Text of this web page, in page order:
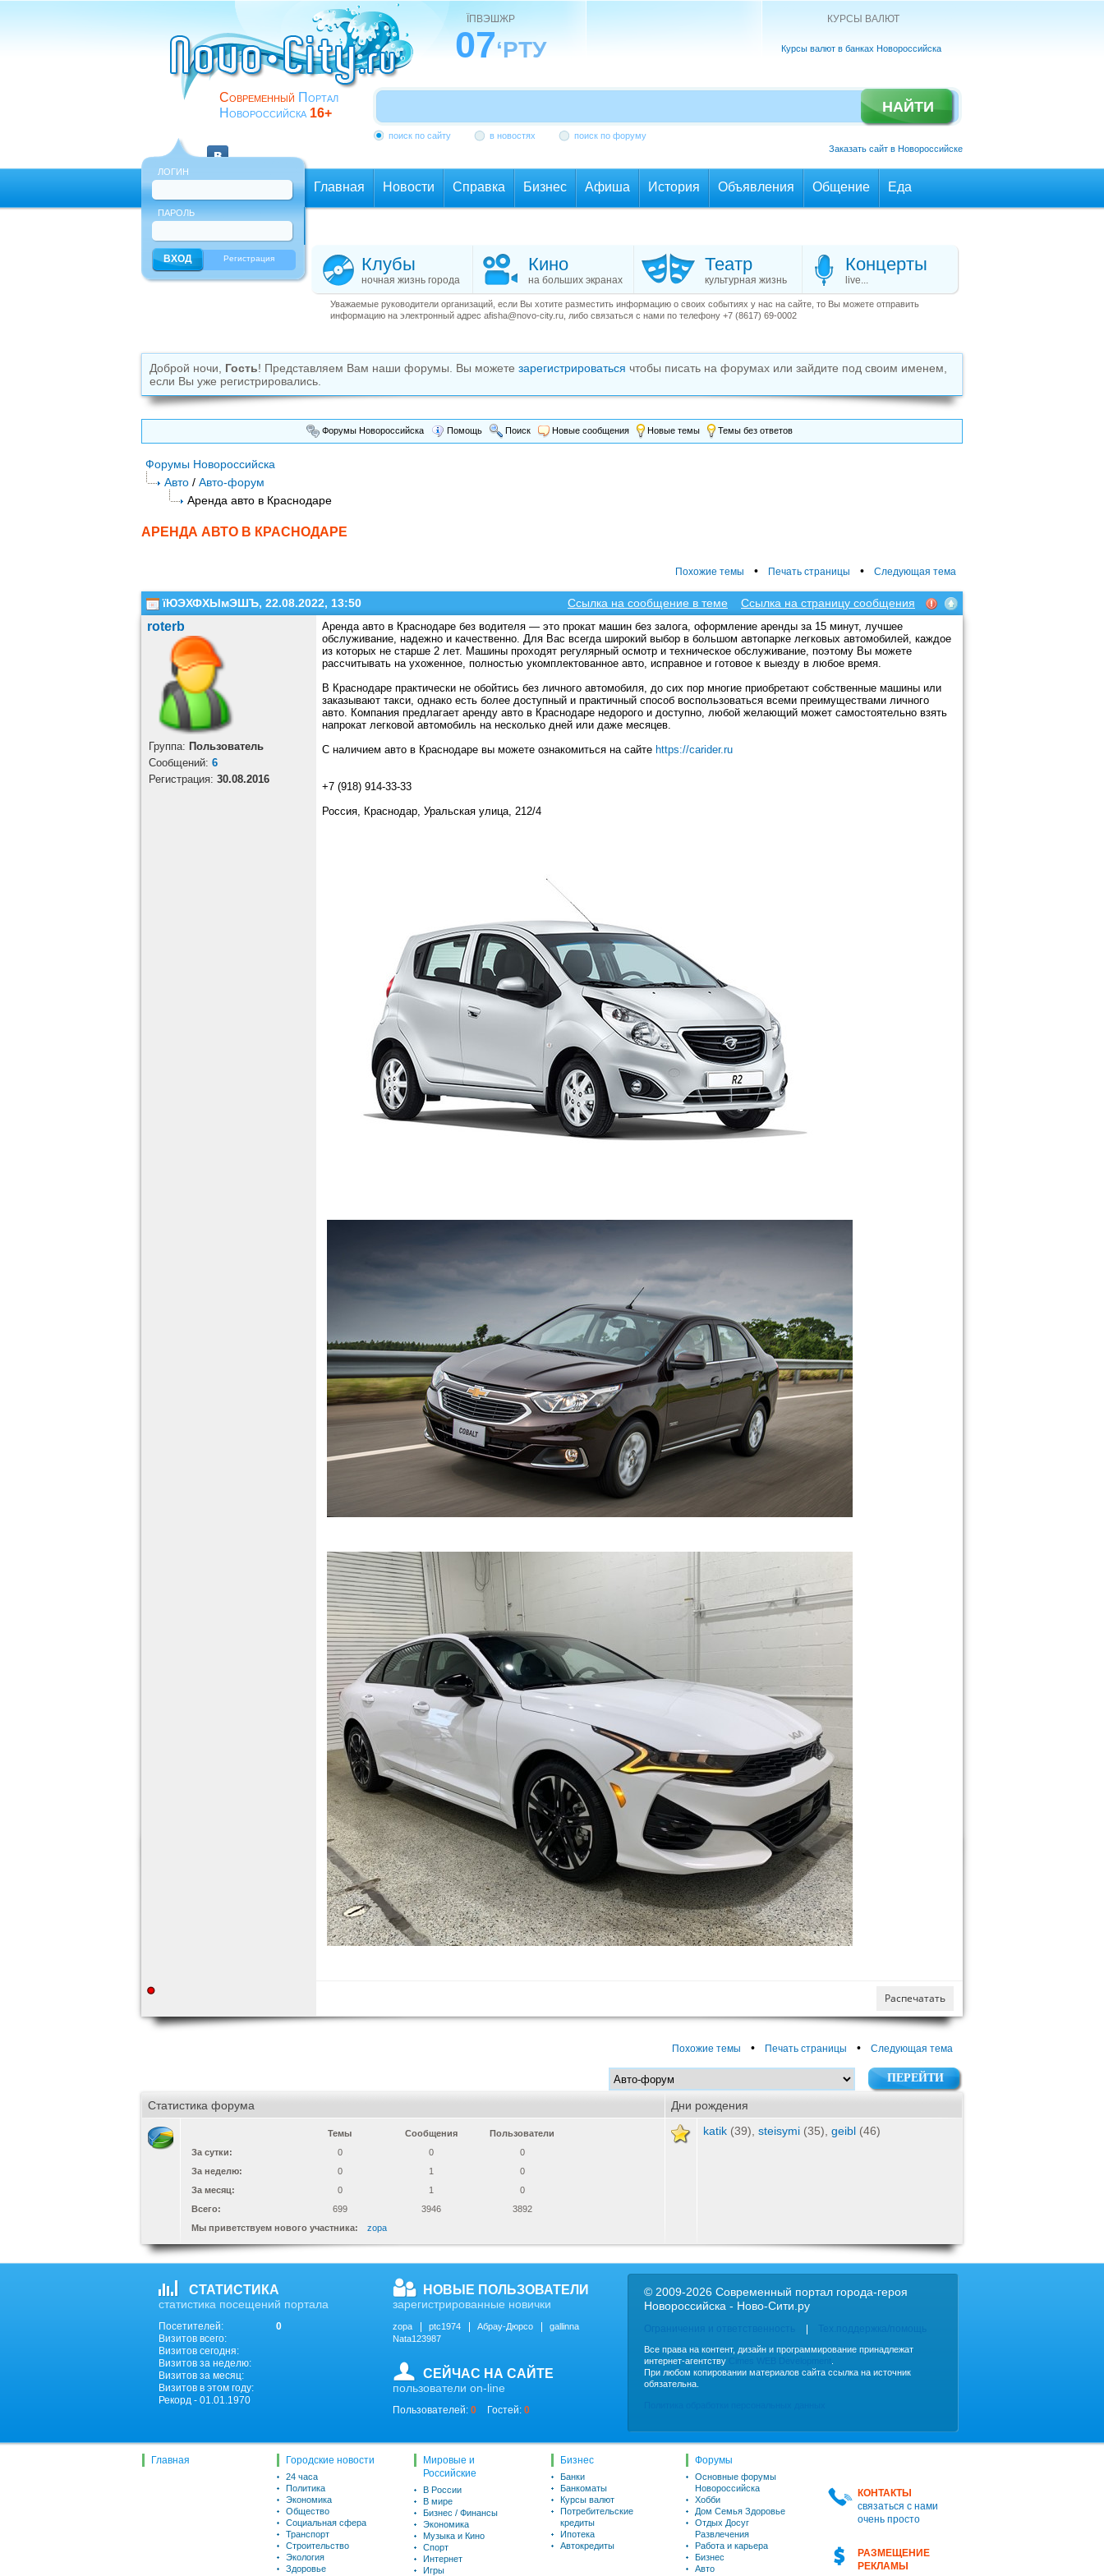
Современный Портал
Новороссийска 16+
ЇПВЭШЖР
07‘РТУ
КУРСЫ ВАЛЮТ
Курсы валют в банках Новороссийска
поиск по сайту в новостях
поиск по форуму
Заказать сайт в Новороссийске
ЛОГИН
ПАРОЛЬ
Регистрация
Главная Новости Справка Бизнес Афиша История Объявления Общение Еда
Клубы
ночная жизнь города
Кино
на больших экранах
Театр
культурная жизнь
Концерты
live...
Уважаемые руководители организаций, если Вы хотите разместить информацию о своих событиях у нас на сайте, то Вы можете отправить
информацию на электронный адрес afisha@novo-city.ru, либо связаться с нами по телефону +7 (8617) 69-0002
Доброй ночи, Гость! Представляем Вам наши форумы. Вы можете зарегистрироваться чтобы писать на форумах или зайдите под своим именем,
если Вы уже регистрировались.
Форумы Новороссийска Помощь Поиск Новые сообщения Новые темы Темы без ответов
Форумы Новороссийска
Авто / Авто-форум
Аренда авто в Краснодаре
АРЕНДА АВТО В КРАСНОДАРЕ
Похожие темы • Печать страницы • Следующая тема
Ссылка на сообщение в теме Ссылка на страницу сообщения
їЮЭХФХЫмЭШЪ, 22.08.2022, 13:50
roterb
Группа: Пользователь
Cообщений: 6
Регистрация: 30.08.2016
Аренда авто в Краснодаре без водителя — это прокат машин без залога, оформление аренды за 15 минут, лучшее
обслуживание, надежно и качественно. Для Вас всегда широкий выбор в большом автопарке легковых автомобилей, каждое
из которых не старше 2 лет. Машины проходят регулярный осмотр и техническое обслуживание, поэтому Вы можете
рассчитывать на ухоженное, полностью укомплектованное авто, исправное и готовое к выезду в любое время.
В Краснодаре практически не обойтись без личного автомобиля, до сих пор многие приобретают собственные машины или
заказывают такси, однако есть более доступный и практичный способ воспользоваться всеми преимуществами личного
авто. Компания предлагает аренду авто в Краснодаре недорого и доступно, любой желающий может самостоятельно взять
напрокат легковой автомобиль на несколько дней или даже месяцев.
С наличием авто в Краснодаре вы можете ознакомиться на сайте https://carider.ru
+7 (918) 914-33-33
Россия, Краснодар, Уральская улица, 212/4
Распечатать
Похожие темы • Печать страницы • Следующая тема
Статистика форума Дни рождения
Темы Сообщения
Пользователи
За сутки:
0 0
0
За неделю:
0 1
0
За месяц:
0 1
0
Всего:
699 3946
3892
Мы приветствуем нового участника:
zopa
katik (39), steisymi (35), geibl (46)
© 2009-2026 Современный портал города-героя
Новороссийска - Ново-Сити.ру
Все права на контент, дизайн и программирование принадлежат
интернет-агентству
При любом копировании материалов сайта ссылка на источник
обязательна.
СТАТИСТИКА
статистика посещений портала
Посетителей:
0
Визитов всего:
Визитов сегодня:
Визитов за неделю:
Визитов за месяц:
Визитов в этом году:
Рекорд - 01.01.1970
НОВЫЕ ПОЛЬЗОВАТЕЛИ
зарегистрированные новички
zopa ptc1974 Абрау-Дюрсо
gallinna
Nata123987
СЕЙЧАС НА САЙТЕ
пользователи on-line
Пользователей: 0 Гостей: 0
КОНТАКТЫ
связаться с нами
очень просто
РАЗМЕЩЕНИЕ
РЕКЛАМЫ
Главная Городские новости
24 часа
Политика
Экономика
Общество
Социальная сфера
Транспорт
Строительство
Экология
Здоровье
Мировые и
Российские
В России
В мире
Бизнес / Финансы
Экономика
Музыка и Кино
Спорт
Интернет
Игры
Бизнес
Банки
Банкоматы
Курсы валют
Потребительские
кредиты
Ипотека
Автокредиты
Форумы
Основные форумы
Новороссийска
Хобби
Дом Семья Здоровье
Отдых Досуг
Развлечения
Работа и карьера
Бизнес
Авто